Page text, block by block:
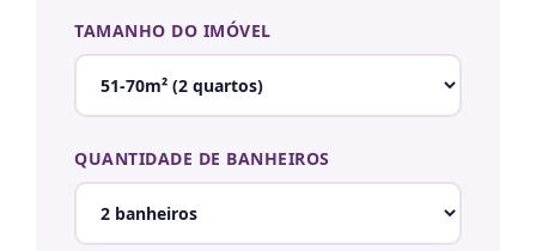
TAMANHO DO IMÓVEL
QUANTIDADE DE BANHEIROS